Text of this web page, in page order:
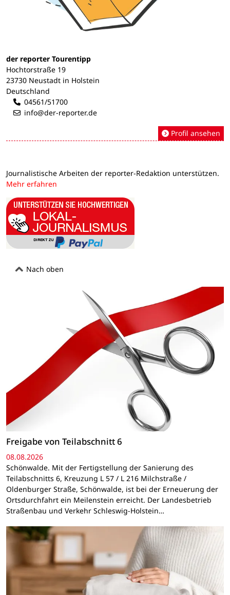
der reporter Tourentipp
Hochtorstraße 19
23730 Neustadt in Holstein
Deutschland
04561/51700
info@der-reporter.de
Profil ansehen
Journalistische Arbeiten der reporter-Redaktion unterstützen.
Mehr erfahren
Nach oben
Freigabe von Teilabschnitt 6
08.08.2026
Schönwalde. Mit der Fertigstellung der Sanierung des
Teilabschnitts 6, Kreuzung L 57 / L 216 Milchstraße /
Oldenburger Straße, Schönwalde, ist bei der Erneuerung der
Ortsdurchfahrt ein Meilenstein erreicht. Der Landesbetrieb
Straßenbau und Verkehr Schleswig-Holstein…